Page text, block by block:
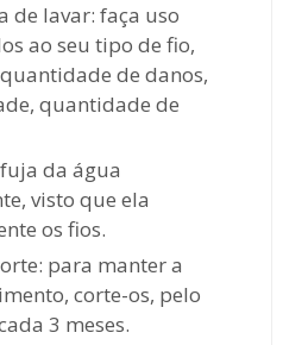
de lavar: faça uso
ao seu tipo de fio,
de danos,
quantidade de
da água
visto que ela
os fios.
para manter a
corte-os, pelo
3 meses.